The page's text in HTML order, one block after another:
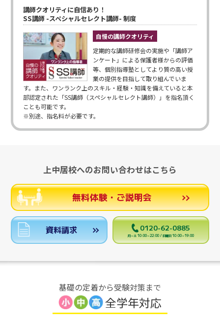
講師クオリティに自信あり！
SS講師 -スペシャルセレクト講師- 制度
自慢の講師クオリティ
定期的な講師研修会の実施や「講師ア
ンケート」による保護者様からの評価
等、個別指導塾としてより質の高い授
業の提供を目指して取り組んでいま
す。また、ワンランク上のスキル・経験・知識を備えていると本
部認定された「SS講師（スペシャルセレクト講師）」を指名頂く
ことも可能です。
※別途、指名料が必要です。
上中居校へのお問い合わせはこちら
無料体験・ご説明会
資料請求 0120-62-0885
月～土 10:00～22:00 / 日曜日 10:00～19:00
基礎の定着から受験対策まで
全学年対応